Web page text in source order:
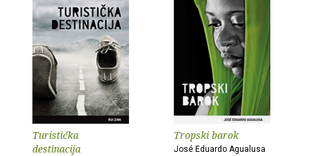
Turistička
destinacija
Tropski barok
José Eduardo Agualusa